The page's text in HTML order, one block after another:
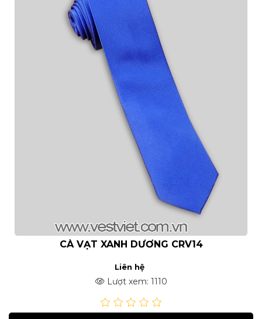
- Hotline: 093.862.0261 -
0925.777.337
- Giờ mở cửa:
- Địa Chỉ:151 NGÔ
QUYỀN. F6. QUẬN 10.
CÀ VẠT XANH DƯƠNG CRV14
Liên hệ
Lượt xem: 1110